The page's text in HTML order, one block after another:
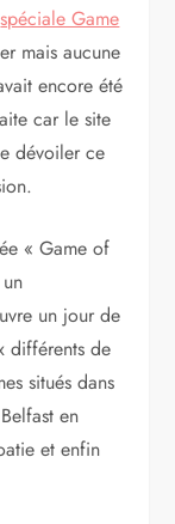
spéciale Game
mais aucune
encore été
car le site
dévoiler ce
« Game of
un jour de
différents de
situés dans
en
et enfin